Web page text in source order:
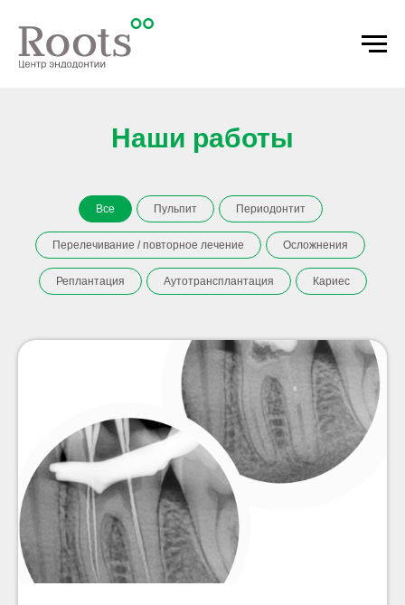
Наши работы
Все Пульпит Периодонтит
Перелечивание / повторное лечение Осложнения
Реплантация Аутотрансплантация Кариес